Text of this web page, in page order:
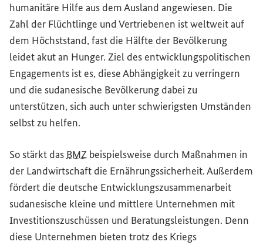
humanitäre Hilfe aus dem Ausland angewiesen. Die
Zahl der Flüchtlinge und Vertriebenen ist weltweit auf
dem Höchststand, fast die Hälfte der Bevölkerung
leidet akut an Hunger. Ziel des entwicklungspolitischen
Engagements ist es, diese Abhängigkeit zu verringern
und die sudanesische Bevölkerung dabei zu
unterstützen, sich auch unter schwierigsten Umständen
selbst zu helfen.
So stärkt das BMZ beispielsweise durch Maßnahmen in
der Landwirtschaft die Ernährungssicherheit. Außerdem
fördert die deutsche Entwicklungszusammenarbeit
sudanesische kleine und mittlere Unternehmen mit
Investitionszuschüssen und Beratungsleistungen. Denn
diese Unternehmen bieten trotz des Kriegs